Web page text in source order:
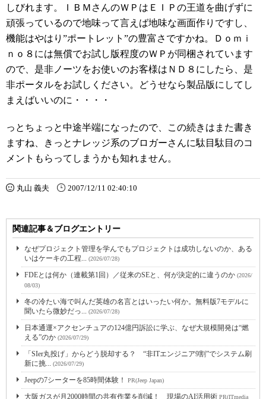
しびれます。ＩＢＭさんのＷＰはＥＩＰの王道を曲げずに
頑張っているので地味って言えば地味な画面作りですし、
機能はやはり”ポートレット”の豊富さですかね。Ｄｏｍｉ
ｎｏ８には無償でお試し版程度のＷＰが同梱されています
ので、是非ノーツをお使いのお客様はＮＤ８にしたら、是
非ポータルをお試しください。どうせなら製品版にしてし
まえばいいのに・・・・
っとちょっと中途半端になったので、この続きはまた書き
ますね、きっとナレッジ系のブロガーさんに駄目駄目のコ
メントもらってしまうかも知れません。
丸山 義夫 2007/12/11 02:40:10
関連記事＆ブログエントリー
なぜプロジェクト管理を学んでもプロジェクトは成功しないのか、ある
いはケーキの工程... (2026/07/28)
FDEとは何か（連載第1回）／従来のSEと、何が決定的に違うのか (2026/
08/03)
冬の冷たい海で叫んだ英雄の名言とはいったい何か。無料版7モデルに
聞いたら微妙だっ... (2026/07/28)
日本通運×アクセンチュアの124億円訴訟に学ぶ、なぜ大規模開発は“燃
える”のか (2026/07/29)
「SIer丸投げ」からどう脱却する？ “非ITエンジニア9割”でシステム刷
新に挑... (2026/07/29)
Jeepの7シーターを85時間体験！ PR(Jeep Japan)
大阪ガスが月2000時間の共有作業を削減！ 現場のAI活用術 PR(ITmedia